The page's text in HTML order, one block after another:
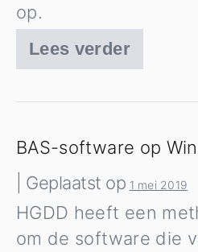
op.
Lees verder
Website
BAS-software op
Geplaatst op 1 mei 2019
HGDD heeft een
om de software die